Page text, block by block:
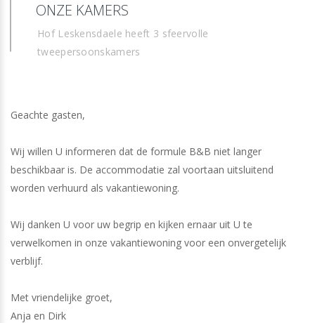
ONZE KAMERS
Hof Leskensdaele heeft 3 sfeervolle
tweepersoonskamers
Geachte gasten,
Wij willen U informeren dat de formule B&B niet langer
beschikbaar is. De accommodatie zal voortaan uitsluitend
worden verhuurd als vakantiewoning.
Wij danken U voor uw begrip en kijken ernaar uit U te
verwelkomen in onze vakantiewoning voor een onvergetelijk
verblijf.
Met vriendelijke groet,
Anja en Dirk